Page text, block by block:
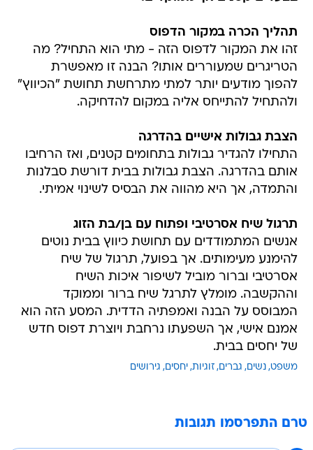
תהליך הכרה במקור הדפוס
זהו את המקור לדפוס הזה - מתי הוא התחיל? מה
הטריגרים שמעוררים אותו? הבנה זו מאפשרת
להפוך מודעים יותר למתי מתרחשת תחושת "הכיווץ"
ולהתחיל להתייחס אליה במקום להדחיקה.
הצבת גבולות אישיים בהדרגה
התחילו להגדיר גבולות בתחומים קטנים, ואז הרחיבו
אותם בהדרגה. הצבת גבולות בבית דורשת סבלנות
והתמדה, אך היא מהווה את הבסיס לשינוי אמיתי.
תרגול שיח אסרטיבי ופתוח עם בן/בת הזוג
אנשים המתמודדים עם תחושת כיווץ בבית נוטים
להימנע מעימותים. אך בפועל, תרגול של שיח
אסרטיבי וברור מוביל לשיפור איכות השיח
וההקשבה. מומלץ לתרגל שיח ברור וממוקד
המבוסס על הבנה ואמפתיה הדדית. המסע הזה הוא
אמנם אישי, אך השפעתו נרחבת ויוצרת דפוס חדש
של יחסים בבית.
משפט נשים גברים זוגיות יחסים גירושים
טרם התפרסמו תגובות